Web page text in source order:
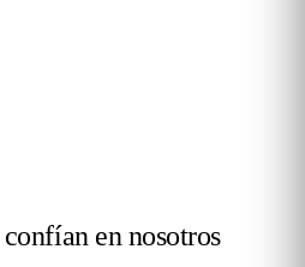
confían en nosotros